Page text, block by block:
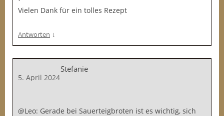
Vielen Dank für ein tolles Rezept
Antworten ↓
Stefanie
5. April 2024
@Leo: Gerade bei Sauerteigbroten ist es wichtig, sich